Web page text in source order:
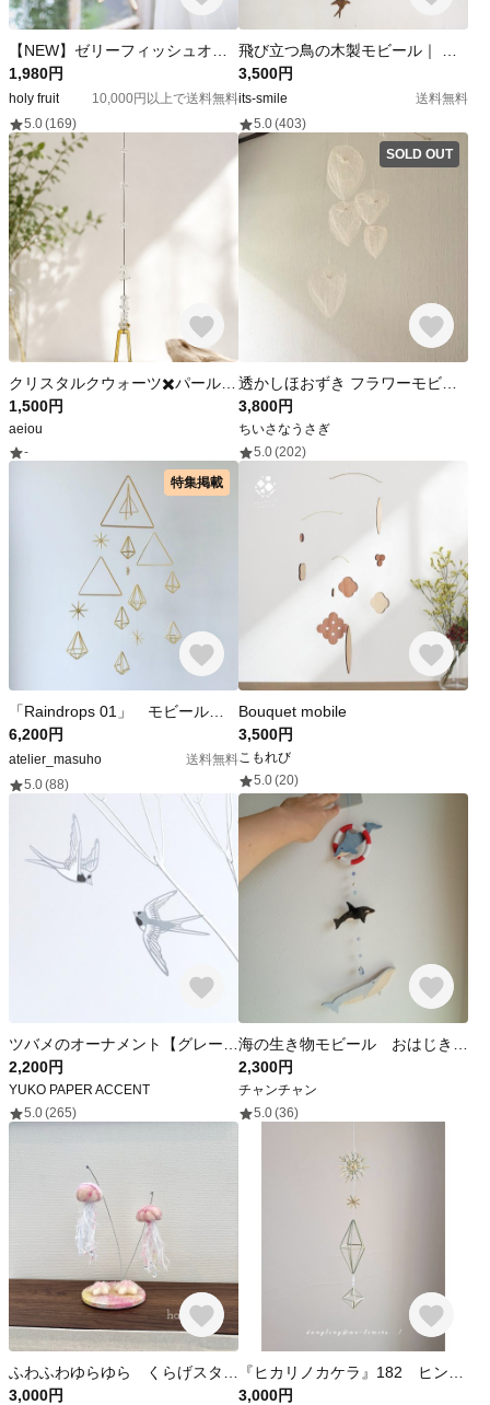
1,980円
holy fruit
10,000円以上で送料無料
5.0(169)
3,500円
its-smile
送料無料
5.0(403)
1,500円
aeiou
-
SOLD OUT
3,800円
ちいさなうさぎ
5.0(202)
特集掲載
6,200円
atelier_masuho
送料無料
5.0(88)
Bouquet mobile
3,500円
こもれび
5.0(20)
2,200円
YUKO PAPER ACCENT
5.0(265)
2,300円
チャンチャン
5.0(36)
3,000円
3,000円